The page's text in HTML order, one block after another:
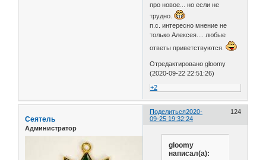
про новое... но если не
трудно.
п.с. интересно мнение не
только Алексея.... любые
ответы приветствуются.
Отредактировано gloomy
(2020-09-22 22:51:26)
+2
Поделиться 124
2020-
09-25 19:32:24
Сеятель
Администратор
gloomy
написал(а):